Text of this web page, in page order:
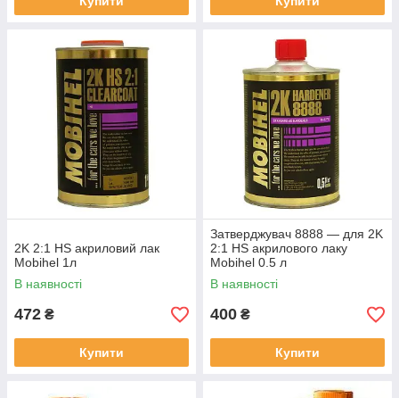
2K 2:1 HS акриловий лак
Mobihel 1л
В наявності
472 ₴
Купити
Затверджувач 8888 — для 2K
2:1 HS акрилового лаку
Mobihel 0.5 л
В наявності
400 ₴
Купити